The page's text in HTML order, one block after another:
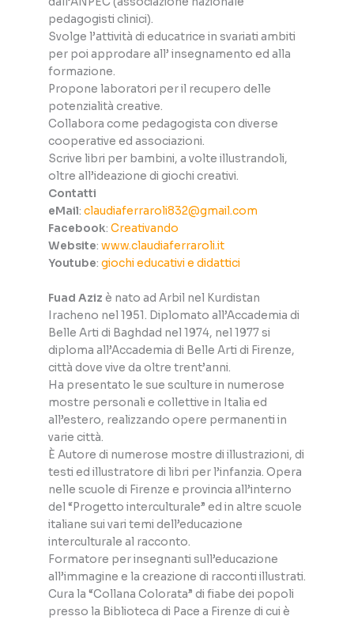
pedagogisti clinici).
Svolge l’attività di educatrice in svariati ambiti
per poi approdare all’ insegnamento ed alla
formazione.
Propone laboratori per il recupero delle
potenzialità creative.
Collabora come pedagogista con diverse
cooperative ed associazioni.
Scrive libri per bambini, a volte illustrandoli,
oltre all’ideazione di giochi creativi.
Contatti
eMail: claudiaferraroli832@gmail.com
Facebook: Creativando
Website: www.claudiaferraroli.it
Youtube: giochi educativi e didattici
Fuad Aziz è nato ad Arbil nel Kurdistan
Iracheno nel 1951. Diplomato all’Accademia di
Belle Arti di Baghdad nel 1974, nel 1977 si
diploma all’Accademia di Belle Arti di Firenze,
città dove vive da oltre trent’anni.
Ha presentato le sue sculture in numerose
mostre personali e collettive in Italia ed
all’estero, realizzando opere permanenti in
varie città.
È Autore di numerose mostre di illustrazioni, di
testi ed illustratore di libri per l’infanzia. Opera
nelle scuole di Firenze e provincia all’interno
del “Progetto interculturale” ed in altre scuole
italiane sui vari temi dell’educazione
interculturale al racconto.
Formatore per insegnanti sull’educazione
all’immagine e la creazione di racconti illustrati.
Cura la “Collana Colorata” di fiabe dei popoli
presso la Biblioteca di Pace a Firenze di cui è